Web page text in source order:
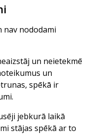
nav nododami
un neietekmē
un
spēkā ir
jebkurā laikā
stājas spēkā ar to